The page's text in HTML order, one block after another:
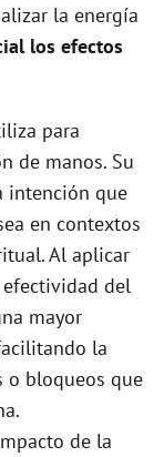
la energía
los efectos
para
de manos. Su
intención que
en contextos
Al aplicar
del
mayor
la
o bloqueos que
de la